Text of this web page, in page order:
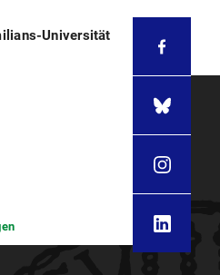
Universität